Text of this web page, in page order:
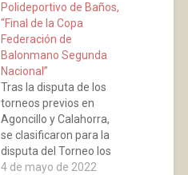
Polideportivo de Baños,
“Final de la Copa
Federación de
Balonmano Segunda
Nacional”
Tras la disputa de los
torneos previos en
Agoncillo y Calahorra,
se clasificaron para la
disputa del Torneo los
equipos del Balonmano
4 de mayo de 2022